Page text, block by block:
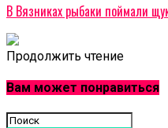
В Вязниках рыбаки поймали
Продолжить чтение
Вам может понравиться